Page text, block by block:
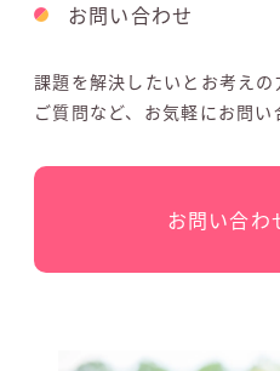
お問い合わせ
課題を解決したいとお考えの
ご質問など、お気軽にお問い
お問い合わ